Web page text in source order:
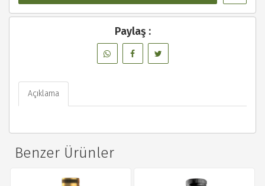
Paylaş :
Açıklama
Benzer Ürünler